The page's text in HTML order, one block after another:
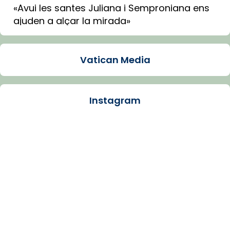
«Avui les santes Juliana i Semproniana ens
ajuden a alçar la mirada»
Mons. Sergi Gordo, bisbe de Tortosa, ha
Santes de Mataró.
🔗tinyurl.com/cvu5jmbk
Vatican Media
Instagram